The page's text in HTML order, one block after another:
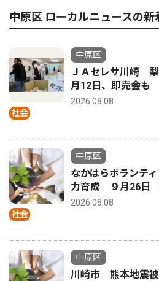
中原区 ローカルニュースの新
社会
中原区
ＪＡセレサ川崎
月12日、即売会も
2026.08.08
社会
中原区
なかはらボランテ
力育成 ９月26日
2026.08.08
中原区
川崎市 熊本地震被